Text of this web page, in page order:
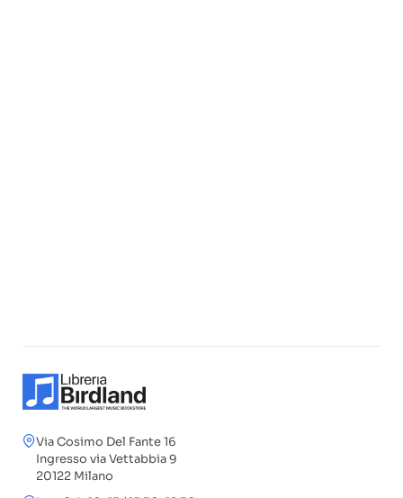
Via Cosimo Del Fante 16
Ingresso via Vettabbia 9
20122 Milano